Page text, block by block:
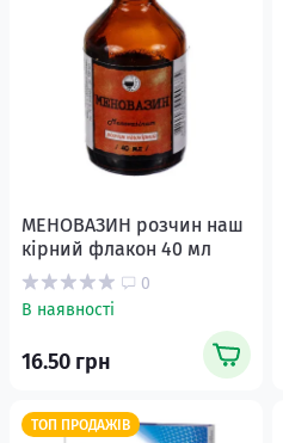
МЕНОВАЗИН розчин наш
кірний флакон 40 мл
0
В наявності
16.50 грн
ТОП ПРОДАЖІВ